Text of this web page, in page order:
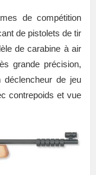
de compétition
de pistolets de tir
de carabine à air
grande précision,
déclencheur de jeu
contrepoids et vue